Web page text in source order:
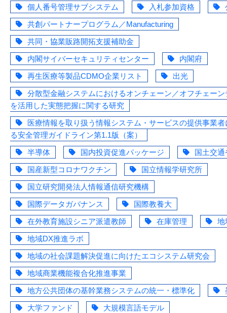
個人番号管理サブシステム
入札参加資格
共創パートナープログラム／Manufacturing
共同・協業販路開拓支援補助金
内閣サイバーセキュリティセンター
内閣府
再生医療等製品CDMO企業リスト
出光
分散型金融システムにおけるオンチェーン／オフチェーン
を活用した実態把握に関する研究
医療情報を取り扱う情報システム・サービスの提供事業者
る安全管理ガイドライン第1.1版（案）
半導体
国内投資促進パッケージ
国土交通
国産新型コロナワクチン
国立情報学研究所
国立研究開発法人情報通信研究機構
国際データガバナンス
国際教養大
在外教育施設シニア派遣教師
在庫管理
地
地域DX推進ラボ
地域の社会課題解決促進に向けたエコシステム研究会
地域商業機能複合化推進事業
地方公共団体の基幹業務システムの統一・標準化
大学ファンド
大規模言語モデル